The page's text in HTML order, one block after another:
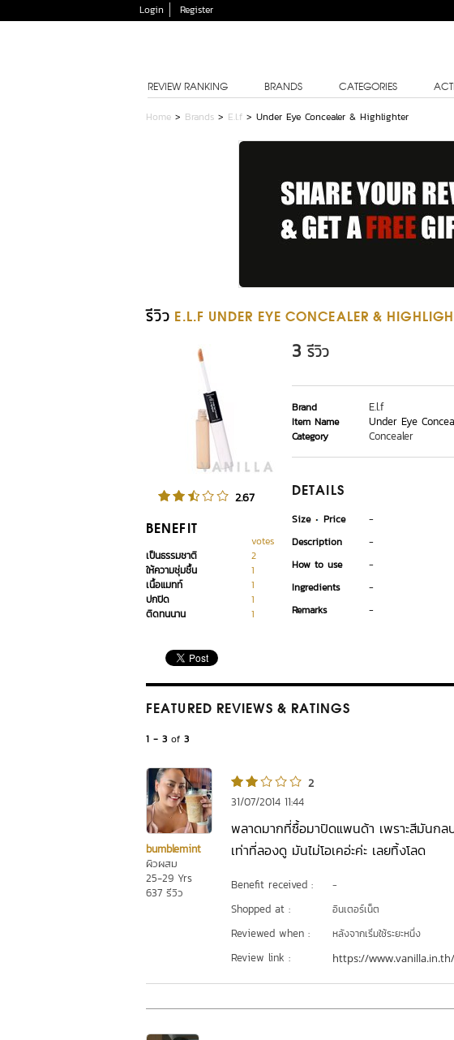
Login Register
REVIEW RANKING BRANDS CATEGORIES
Home > Brands > E.l.f > Under Eye Concealer & Highlighter
รีวิว E.L.F UNDER EYE CONCEALER &
2.67
BENEFIT
votes
เป็นธรรมชาติ
2
ให้ความชุ่มชื้น
1
เนื้อแมทท์
1
ปกปิด
1
ติดทนนาน
1
3 รีวิว
Brand E.l.f
Item Name Under Eye
Category Concealer
DETAILS
Size Price
-
Description
-
How to use
-
Ingredients
-
Remarks
-
FEATURED REVIEWS & RATINGS
1 - 3 of 3
bumblemint
ผิวผสม
25-29 Yrs
637 รีวิว
2
31/07/2014 11:44
พลาดมากที่ซื้อมาปิดแพนด้า เพราะสีมันกล
เท่าที่ลองดู มันไม่โอเคอ่ะค่ะ เลยทิ้งโลด
Benefit received : -
Shopped at : อินเตอร์เน็ต
Reviewed when : หลังจากเริ่มใช้ระยะหนึ่ง
Review link : https://